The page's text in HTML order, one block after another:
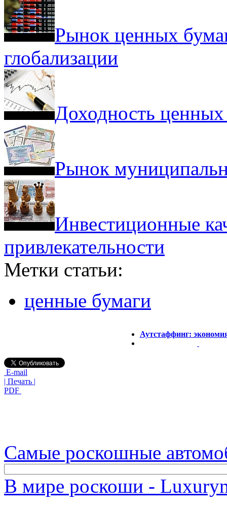
Рынок ценных
глобализации
Доходность
Рынок
Инвестиционные
привлекательности
Метки статьи:
ценные бумаги
Аутстаффинг:
E-mail
| Печать |
PDF
Самые роскошные
В мире роскоши -